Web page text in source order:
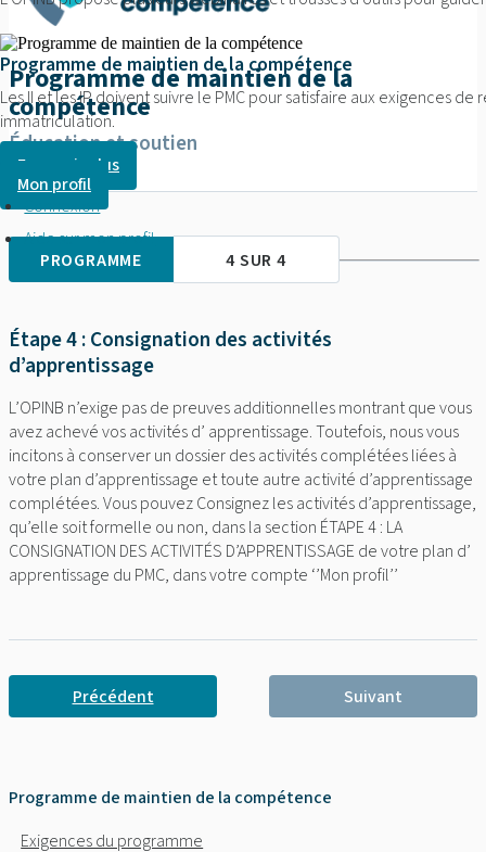
Programme de maintien de la compétence
Les II et les IP doivent suivre le PMC pour satisfaire aux exigences
immatriculation.
En savoir plus
Mon profil
Connexion
Aide sur mon profil
Programme de maintien de la
compétence
Éducation et soutien
PROGRAMME 4 SUR 4
Étape 4 : Consignation des activités
d’apprentissage
L’OPINB n’exige pas de preuves additionnelles montrant que vous
avez achevé vos activités d’ apprentissage. Toutefois, nous vous
incitons à conserver un dossier des activités complétées liées à
votre plan d’apprentissage et toute autre activité d’apprentissage
complétées. Vous pouvez Consignez les activités d’apprentissage,
qu’elle soit formelle ou non, dans la section ÉTAPE 4 : LA
CONSIGNATION DES ACTIVITÉS D’APPRENTISSAGE de votre plan d’
apprentissage du PMC, dans votre compte ‘’Mon profil’’
Précédent Suivant
Programme de maintien de la compétence
Exigences du programme